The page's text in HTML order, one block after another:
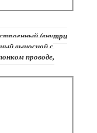
(внутри
выносной с
проводе,